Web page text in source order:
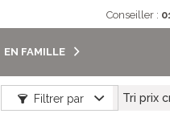
Conseiller :
EN FAMILLE
Tri prix
Filtrer par